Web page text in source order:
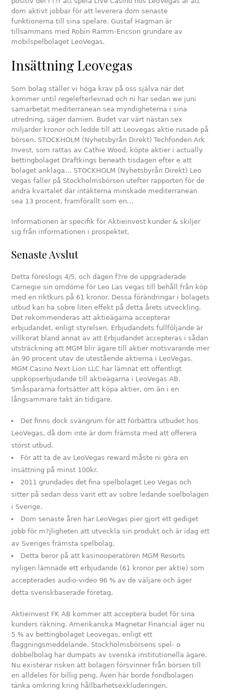
dom aktivt jobbar för att leverera dom senaste
funktionerna till sina spelare. Gustaf Hagman är
tillsammans med Robin Ramm-Ericson grundare av
mobilspelbolaget LeoVegas.
Insättning Leovegas
Som bolag ställer vi höga krav på oss själva när det
kommer until regelefterlevnad och ni har sedan we juni
samarbetat mediterranean sea myndigheterna i sina
utredning, säger damien. Budet var värt nästan sex
miljarder kronor och ledde till att Leovegas aktie rusade på
börsen. STOCKHOLM (Nyhetsbyrån Direkt) Techfonden Ark
Invest, som rattas av Cathie Wood, köpte aktier i actually
bettingbolaget Draftkings beneath tisdagen efter e att
bolaget anklaga… STOCKHOLM (Nyhetsbyrån Direkt) Leo
Vegas faller på Stockholmsbörsen utefter rapporten för de
andra kvartalet där intäkterna minskade mediterranean
sea 13 procent, framförallt som en…
Informationen är specifik för Aktieinvest kunder & skiljer
sig från informationen i prospektet.
Senaste Avslut
Detta föreslogs 4/5, och dagen f?re de uppgraderade
Carnegie sin omdöme för Leo Las vegas till behåll från köp
med en riktkurs på 61 kronor. Dessa förändringar i bolagets
utbud kan ha sobre liten effekt på detta årets utveckling.
Det rekommenderas att aktieägarna accepterar
erbjudandet, enligt styrelsen. Erbjudandets fullföljande är
villkorat bland annat av att Erbjudandet accepteras i sådan
utsträckning att MGM blir ägare till aktier motsvarande mer
än 90 procent utav de utestående aktierna i LeoVegas.
MGM Casino Next Lion LLC har lämnat ett offentligt
uppköpserbjudande till aktieägarna i LeoVegas AB.
Småspararna fortsätter att köpa aktier, om än i en
långsammare takt än tidigare.
Det finns dock svängrum för att förbättra utbudet hos
LeoVegas, då dom inte är dom främsta med att offerera
störst utbud.
För att ta de av LeoVegas reward måste ni göra en
insättning på minst 100kr.
2011 grundades det fina spelbolaget Leo Vegas och
sitter på sedan dess varit ett av sobre ledande soelbolagen
i Sverige.
Dom senaste åren har LeoVegas pier gjort ett gediget
jobb för m?jligheten att utveckla sin produkt och är idag ett
av Sveriges främsta spelbolag.
Detta beror på att kasinooperatören MGM Resorts
nyligen lämnade ett erbjudande (61 kronor per aktie) som
accepterades audio-video 96 % av de väljare och äger
detta svenskbaserade företag.
Aktieinvest FK AB kommer att acceptera budet för sina
kunders räkning. Amerikanska Magnetar Financial äger nu
5 % av bettingbolaget Leovegas, enligt ett
flaggningsmeddelande. Stockholmsbörsens spel- o
dobbelbolag har dumpats av svenska institutionella ägare.
Nu existerar risken att bolagen försvinner från börsen till
en alldeles för billig peng. Även här borde fondbolagen
tänka omkring kring hållbarhetsexkluderingen.